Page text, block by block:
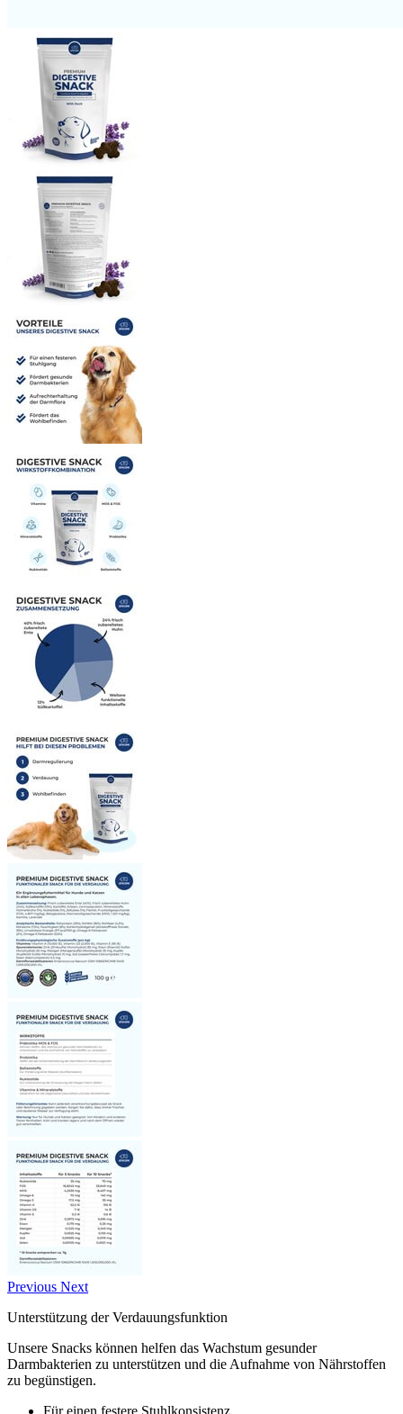
Previous Next
Unterstützung der Verdauungsfunktion
Unsere Snacks können helfen das Wachstum gesunder
Darmbakterien zu unterstützen und die Aufnahme von Nährstoffen
zu begünstigen.
Für einen festere Stuhlkonsistenz